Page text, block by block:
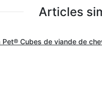
Articles